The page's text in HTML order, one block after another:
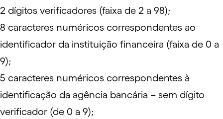
2 dígitos verificadores (faixa de 2 a 98);
8 caracteres numéricos correspondentes ao
identificador da instituição financeira (faixa de 0 a
9);
5 caracteres numéricos correspondentes à
identificação da agência bancária – sem dígito
verificador (de 0 a 9);